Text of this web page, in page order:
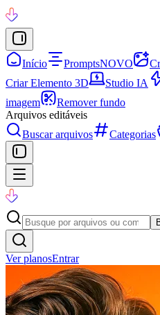
Início PromptsNOVO
Criar Elemento 3D
Studio IA
imagem
Remover fundo
Arquivos editáveis
Buscar arquivos
Categorias
Ver planosEntrar